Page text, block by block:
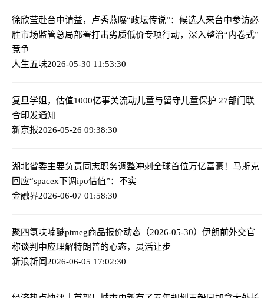
徐欣莹赴台中请益，卢秀燕曝“政坛传说”：候选人来台中参访必
胜市场监管总局部署打击劣质低价专项行动，深入整治“内卷式”
竞争
人生五味2026-05-30 11:53:30
复旦学姐，估值1000亿事关流动儿童与留守儿童保护 27部门联
合印发通知
新京报2026-05-26 09:38:30
湖北省委主要负责同志职务调整冲刺全球首位万亿富豪！马斯克
回应“spacex下调ipo估值”：不实
金融界2026-06-07 01:58:30
聚四氢呋喃醚ptmeg商品报价动态（2026-05-30） 伊朗前外交官
称谈判中应理解特朗普的心态，灵活让步
新浪新闻2026-06-05 17:02:30